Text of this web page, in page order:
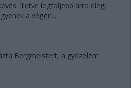
Illetve legföljebb arra elég,
a végén...
Bergmeistert, a győzelem